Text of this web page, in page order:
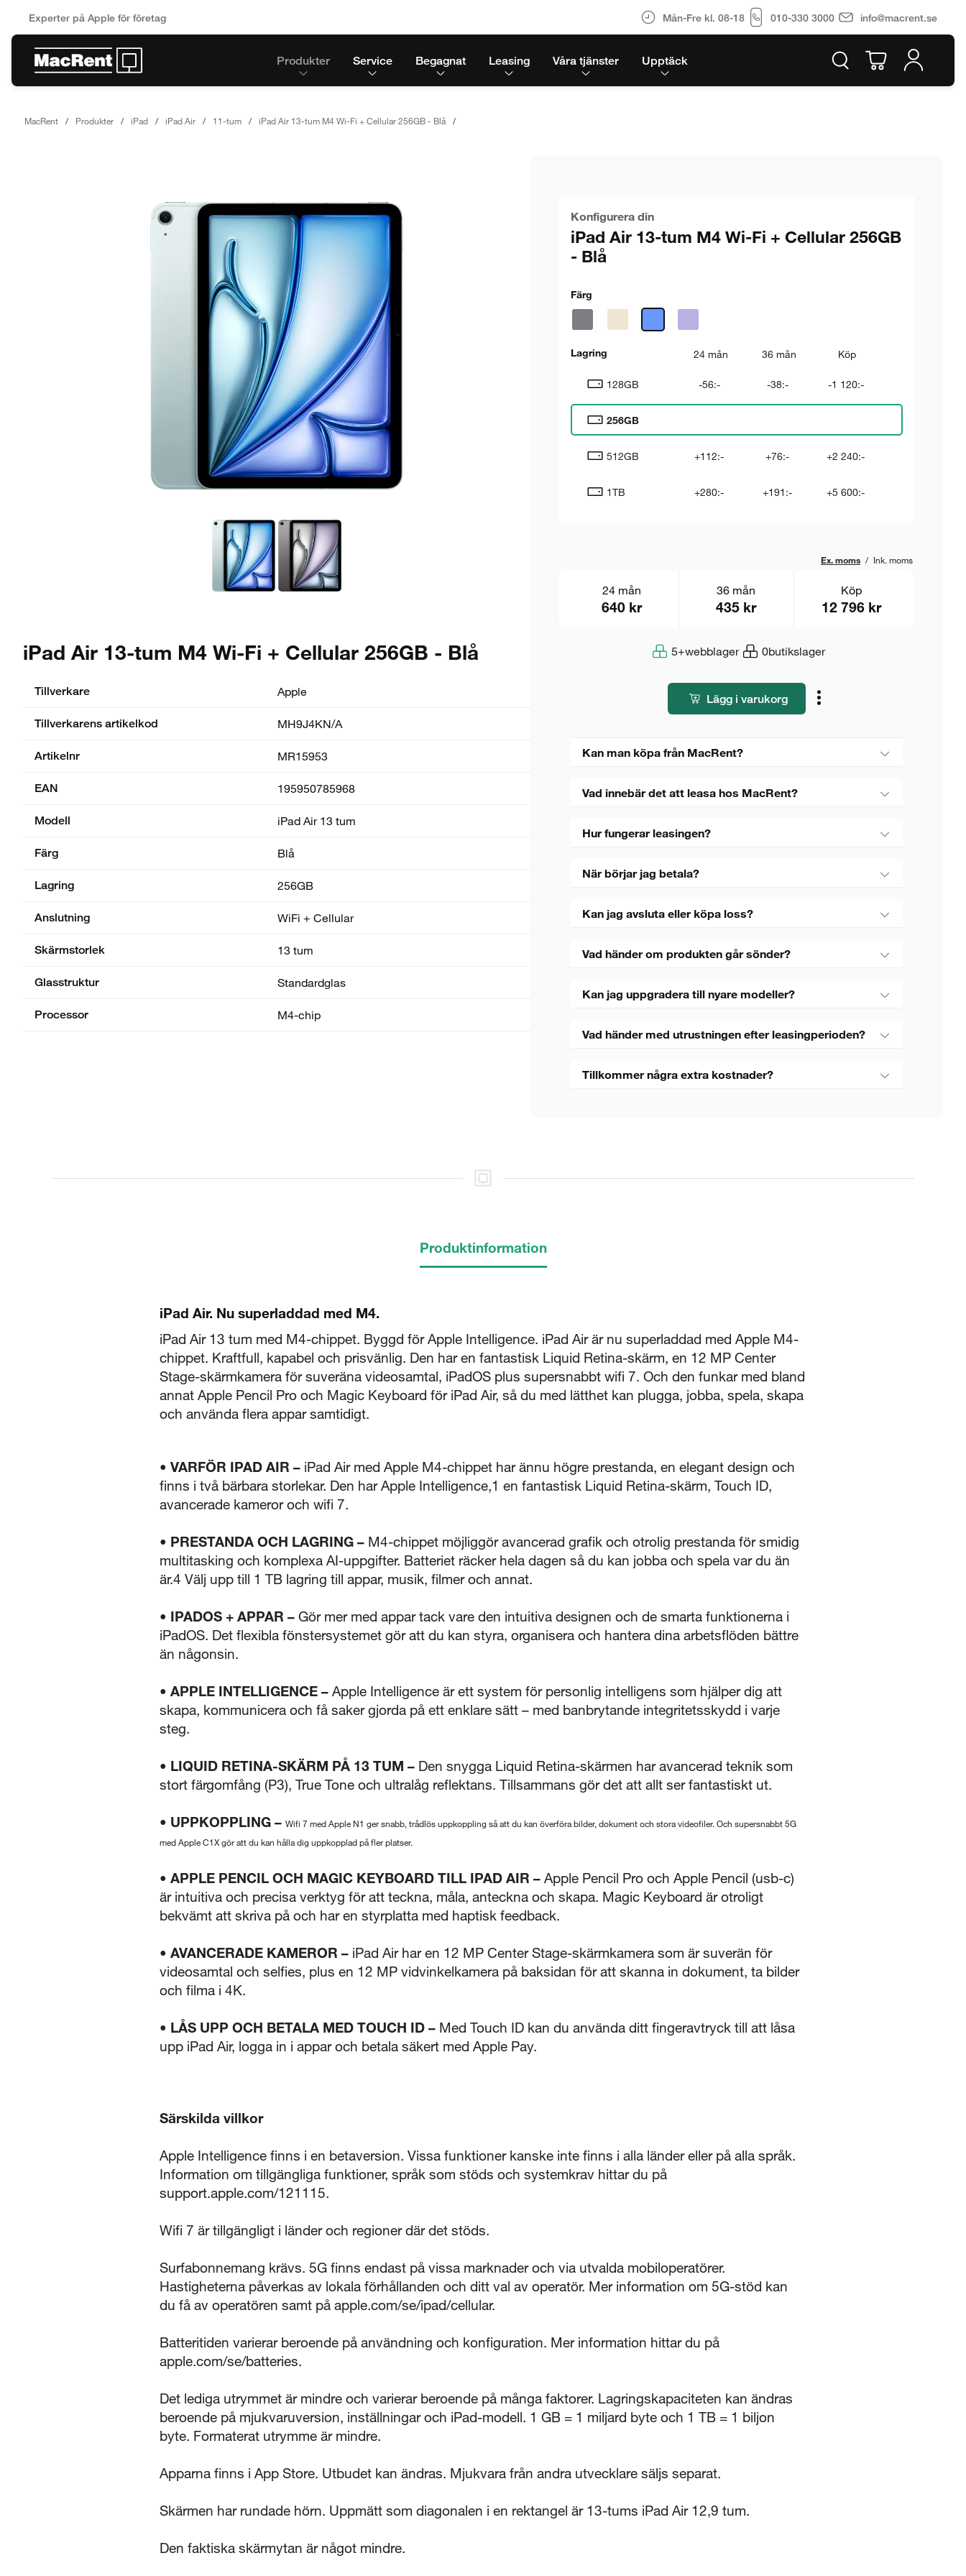
Experter på Apple för företag Mån-Fre kl. 08-18 010-330 3000 info@macrent.se
Produkter Service Begagnat Leasing Våra tjänster Upptäck
MacRent Produkter iPad iPad Air 11-tum iPad Air 13-tum M4 Wi-Fi + Cellular 256GB - Blå
iPad Air 13-tum M4 Wi-Fi + Cellular 256GB - Blå
Tillverkare Apple
Tillverkarens artikelkod MH9J4KN/A
Artikelnr MR15953
EAN 195950785968
Modell iPad Air 13 tum
Färg Blå
Lagring 256GB
Anslutning WiFi + Cellular
Skärmstorlek 13 tum
Glasstruktur Standardglas
Processor M4-chip
Konfigurera din
iPad Air 13-tum M4 Wi-Fi + Cellular 256GB
- Blå
Färg
Lagring 24 mån 36 mån Köp
128GB -56:- -38:- -1 120:-
256GB
512GB +112:- +76:- +2 240:-
1TB +280:- +191:- +5 600:-
Ex. moms / Ink. moms
5+webblager 0butikslager
24 mån
640 kr
36 mån
435 kr
Köp
12 796 kr
Lägg i varukorg
Kan man köpa från MacRent?
Vad innebär det att leasa hos MacRent?
Hur fungerar leasingen?
När börjar jag betala?
Kan jag avsluta eller köpa loss?
Vad händer om produkten går sönder?
Kan jag uppgradera till nyare modeller?
Vad händer med utrustningen efter leasingperioden?
Tillkommer några extra kostnader?
Produktinformation
iPad Air. Nu superladdad med M4.
iPad Air 13 tum med M4-chippet. Byggd för Apple Intelligence. iPad Air är nu superladdad med Apple M4-
chippet. Kraftfull, kapabel och prisvänlig. Den har en fantastisk Liquid Retina-skärm, en 12 MP Center
Stage-skärmkamera för suveräna videosamtal, iPadOS plus supersnabbt wifi 7. Och den funkar med bland
annat Apple Pencil Pro och Magic Keyboard för iPad Air, så du med lätthet kan plugga, jobba, spela, skapa
och använda flera appar samtidigt.
• VARFÖR IPAD AIR – iPad Air med Apple M4-chippet har ännu högre prestanda, en elegant design och
finns i två bärbara storlekar. Den har Apple Intelligence,1 en fantastisk Liquid Retina-skärm, Touch ID,
avancerade kameror och wifi 7.
• PRESTANDA OCH LAGRING – M4-chippet möjliggör avancerad grafik och otrolig prestanda för smidig
multitasking och komplexa AI-uppgifter. Batteriet räcker hela dagen så du kan jobba och spela var du än
är.4 Välj upp till 1 TB lagring till appar, musik, filmer och annat.
• IPADOS + APPAR – Gör mer med appar tack vare den intuitiva designen och de smarta funktionerna i
iPadOS. Det flexibla fönstersystemet gör att du kan styra, organisera och hantera dina arbetsflöden bättre
än någonsin.
• APPLE INTELLIGENCE – Apple Intelligence är ett system för personlig intelligens som hjälper dig att
skapa, kommunicera och få saker gjorda på ett enklare sätt – med banbrytande integritetsskydd i varje
steg.
• LIQUID RETINA-SKÄRM PÅ 13 TUM – Den snygga Liquid Retina-skärmen har avancerad teknik som
stort färgomfång (P3), True Tone och ultralåg reflektans. Tillsammans gör det att allt ser fantastiskt ut.
• UPPKOPPLING – Wifi 7 med Apple N1 ger snabb, trådlös uppkoppling så att du kan överföra bilder, dokument och stora videofiler. Och supersnabbt 5G
med Apple C1X gör att du kan hålla dig uppkopplad på fler platser.
• APPLE PENCIL OCH MAGIC KEYBOARD TILL IPAD AIR – Apple Pencil Pro och Apple Pencil (usb-c)
är intuitiva och precisa verktyg för att teckna, måla, anteckna och skapa. Magic Keyboard är otroligt
bekvämt att skriva på och har en styrplatta med haptisk feedback.
• AVANCERADE KAMEROR – iPad Air har en 12 MP Center Stage-skärmkamera som är suverän för
videosamtal och selfies, plus en 12 MP vidvinkelkamera på baksidan för att skanna in dokument, ta bilder
och filma i 4K.
• LÅS UPP OCH BETALA MED TOUCH ID – Med Touch ID kan du använda ditt fingeravtryck till att låsa
upp iPad Air, logga in i appar och betala säkert med Apple Pay.
Särskilda villkor
Apple Intelligence finns i en betaversion. Vissa funktioner kanske inte finns i alla länder eller på alla språk.
Information om tillgängliga funktioner, språk som stöds och systemkrav hittar du på
support.apple.com/121115.
Wifi 7 är tillgängligt i länder och regioner där det stöds.
Surfabonnemang krävs. 5G finns endast på vissa marknader och via utvalda mobiloperatörer.
Hastigheterna påverkas av lokala förhållanden och ditt val av operatör. Mer information om 5G-stöd kan
du få av operatören samt på apple.com/se/ipad/cellular.
Batteritiden varierar beroende på användning och konfiguration. Mer information hittar du på
apple.com/se/batteries.
Det lediga utrymmet är mindre och varierar beroende på många faktorer. Lagringskapaciteten kan ändras
beroende på mjukvaruversion, inställningar och iPad-modell. 1 GB = 1 miljard byte och 1 TB = 1 biljon
byte. Formaterat utrymme är mindre.
Apparna finns i App Store. Utbudet kan ändras. Mjukvara från andra utvecklare säljs separat.
Skärmen har rundade hörn. Uppmätt som diagonalen i en rektangel är 13-tums iPad Air 12,9 tum.
Den faktiska skärmytan är något mindre.
5 sekunder